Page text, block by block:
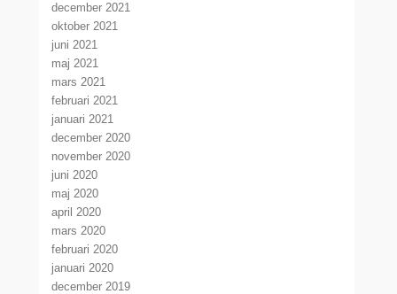
december 2021
oktober 2021
juni 2021
maj 2021
mars 2021
februari 2021
januari 2021
december 2020
november 2020
juni 2020
maj 2020
april 2020
mars 2020
februari 2020
januari 2020
december 2019